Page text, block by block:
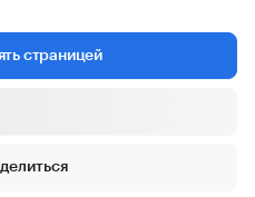
страницей